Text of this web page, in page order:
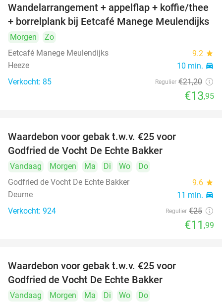
34%
Wandelarrangement + appelflap + koffie/thee
+ borrelplank bij Eetcafé Manege Meulendijks
Morgen
Zo
Eetcafé Manege Meulendijks
9.2 star
Heeze 10 min. directions_car
Verkocht: 85 Regulier €21,20
€13,95
Waardebon voor gebak t.w.v. €25 voor
Godfried de Vocht De Echte Bakker
Vandaag Morgen Ma Di Wo
Do
Godfried de Vocht De Echte Bakker
9.6 star
Deurne 11 min. directions_car
Verkocht: 924 Regulier €25
€11 ,99
Waardebon voor gebak t.w.v. €25 voor
Godfried de Vocht De Echte Bakker
Vandaag Morgen Ma Di Wo
Do